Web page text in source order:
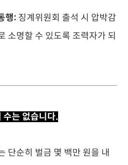
행: 징계위원회 출석 시 압박감
소명할 수 있도록 조력자가 되
수는 없습니다.
단순히 벌금 몇 백만 원을 내